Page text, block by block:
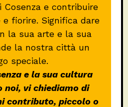
e contribuire
fiorire. Significa dare
la sua arte e la sua
la nostra città un
speciale.
e la sua cultura
noi, vi chiediamo di
contributo, piccolo o